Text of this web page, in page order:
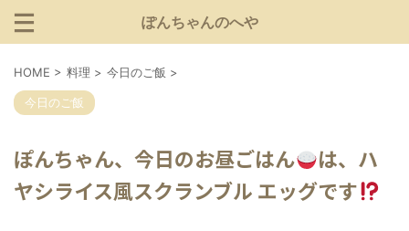
ぽんちゃんのへや
HOME > 料理 > 今日のご飯 >
今日のご飯
ぽんちゃん、今日のお昼ごはん
は、ハ
ヤシライス風スクランブル エッグです